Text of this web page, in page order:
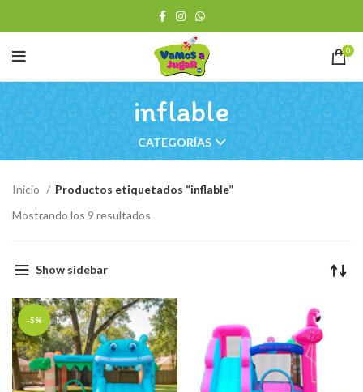
0
inflable
CATEGORÍAS
Inicio
Productos etiquetados “inflable”
Mostrando los 9 resultados
Show sidebar
-5%